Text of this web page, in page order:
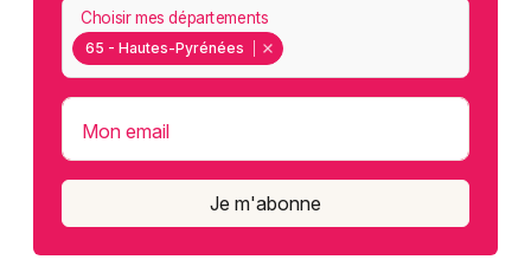
65 - Hautes-Pyrénées
Choisir mes départements
Mon email
Je m'abonne